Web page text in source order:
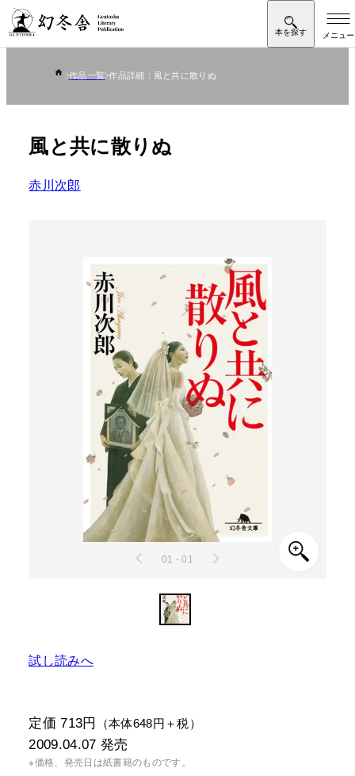
作品一覧 作品詳細：風と共に散りぬ
風と共に散りぬ
赤川次郎
01 - 01
試し読みへ
定価 713円 （本体648円＋税）
2009.04.07 発売
※価格、発売日は紙書籍のものです。